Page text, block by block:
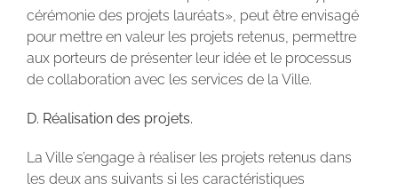
cérémonie des projets lauréats», peut être envisagé
pour mettre en valeur les projets retenus, permettre
aux porteurs de présenter leur idée et le processus
de collaboration avec les services de la Ville.
D. Réalisation des projets.
La Ville s’engage à réaliser les projets retenus dans
les deux ans suivants si les caractéristiques